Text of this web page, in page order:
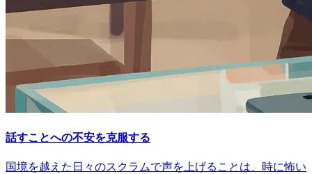
話すことへの不安を克服する
国境を越えた日々のスクラムで声を上げることは、時に怖い